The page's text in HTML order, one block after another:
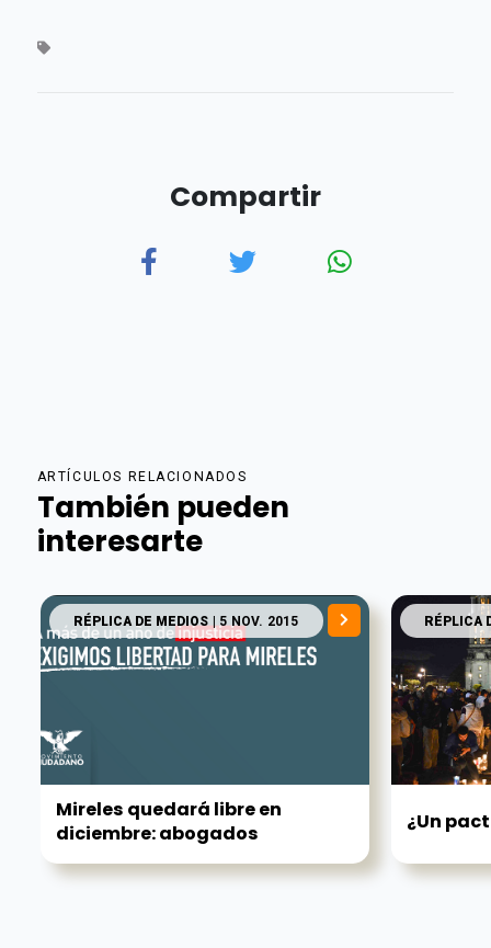
Compartir
ARTÍCULOS RELACIONADOS
También pueden
interesarte
RÉPLICA DE MEDIOS | 5 NOV. 2015
Mireles quedará libre en
diciembre: abogados
RÉPLICA
¿Un